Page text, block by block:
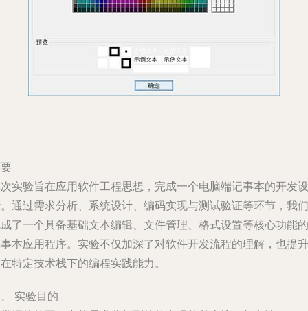
实验旨在应用软件工程思想，完成一个电脑端记事本的开发设
通过需求分析、系统设计、编码实现与测试验证等环节，我们
了一个具备基础文本编辑、文件管理、格式设置等核心功能的
本应用程序。实验不仅加深了对软件开发流程的理解，也提升
特定技术栈下的编程实践能力。
实验目的